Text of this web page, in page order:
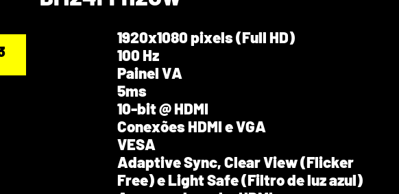
1920x1080 pixels (Full HD)
100 Hz
Painel VA
5ms
10-bit @ HDMI
Conexões HDMI e VGA
VESA
Adaptive Sync, Clear View (Flicker
Free) e Light Safe (Filtro de luz azul)